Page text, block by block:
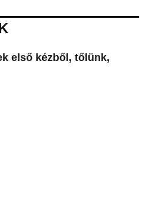
első kézből, tőlünk,